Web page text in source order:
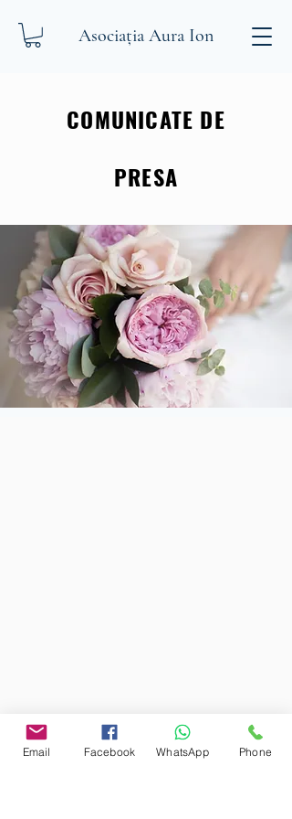
Asociația Aura Ion
COMUNICATE DE
PRESA
Email Facebook WhatsApp Phone